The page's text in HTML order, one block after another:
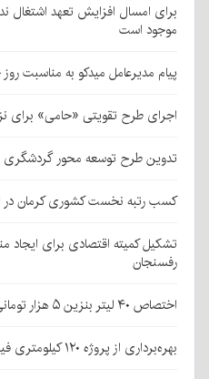
برای امسال افزایش تعهد اشتغال
موجود است
پیام مدیرعامل میدکو به مناسبت روز
اجرای طرح تقویتی «حامی» برای نزدیک به ۱۰ هزار
تدوین طرح توسعه محور گردشگری
کسب رتبه نخست کشوری کرمان در
تشکیل کمیته اقتصادی برای ایجاد
رفسنجان
اختصاص ۴۰ لیتر بنزین ۵ هزار تومانی به کارت سوخت کرمانی‌ها
بهره‌برداری از پروژه ۱۲۰ کیلومتری فیبرنوری روستایی در قلعه‌گنج